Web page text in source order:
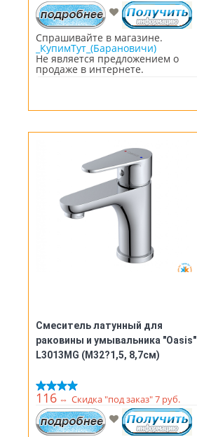
Спрашивайте в магазине.
_КупимТут_(Барановичи)
Не является предложением о
продаже в интернете.
Смеситель латунный для
раковины и умывальника "Oasis"
L3013MG (М32?1,5, 8,7см)
116 ⇔ Скидка "под заказ" 7 руб.